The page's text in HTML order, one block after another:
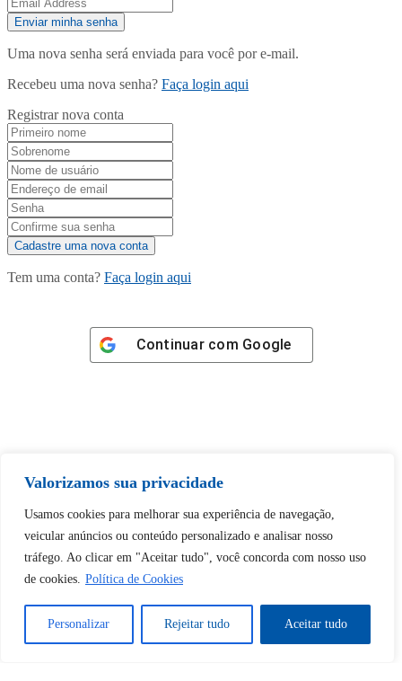
Valorizamos sua privacidade
Usamos cookies para melhorar sua experiência de navegação,
veicular anúncios ou conteúdo personalizado e analisar nosso
tráfego. Ao clicar em "Aceitar tudo", você concorda com nosso uso
de cookies. Política de Cookies
Personalizar Rejeitar tudo Aceitar tudo
Uma nova senha será enviada para você por e-mail.
Recebeu uma nova senha? Faça login aqui
Registrar nova conta
Tem uma conta? Faça login aqui
Continuar com Google
Tem certeza de que deseja
desbloquear esta publicação?
Desbloquear esquerda : 0